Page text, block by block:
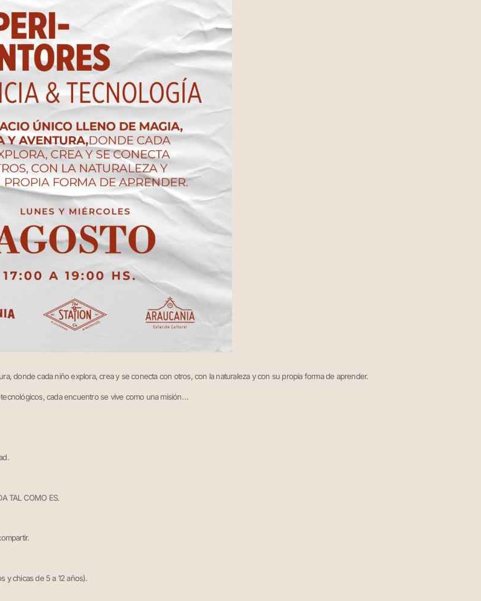
donde cada niño explora, crea y se conecta con otros, con la naturaleza y con su propia forma de aprender.
cada encuentro se vive como una misión…
TAL COMO ES.
y chicas de 5 a 12 años).